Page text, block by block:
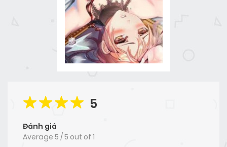
5
Đánh giá
Average 5 /5 out of 1